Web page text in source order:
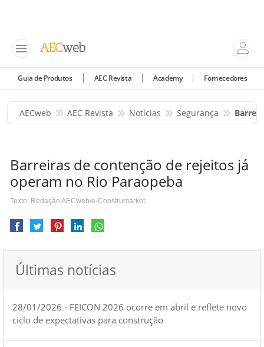
Guia de Produtos AEC Revista Academy Fornecedores
AECweb AEC Revista Notícias Segurança
Barreiras de contenção de rejeitos já
operam no Rio Paraopeba
Texto: Redação AECweb/e-Construmarket
Últimas notícias
28/01/2026 - FEICON 2026 ocorre em abril e reflete novo
ciclo de expectativas para construção